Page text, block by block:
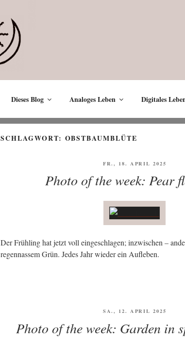
Dieses Blog Analoges Leben Digitales
SCHLAGWORT: OBSTBAUMBLÜTE
VERÖFFENTLICHT
FR., 18. APRIL 2025
Photo of the week: Pear
Der Früh­ling hat jetzt voll ein­ge­schla­gen; inzwi­schen –
regen­nas­sem Grün. Jedes Jahr wie­der ein Aufleben.
VERÖFFENTLICHT
SA., 12. APRIL 2025
Photo of the week: Garden in